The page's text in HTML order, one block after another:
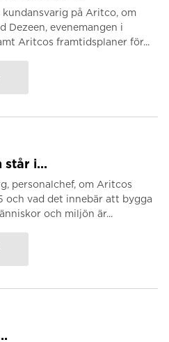
på Aritco, om
Dezeen, evenemangen i
Aritcos framtidsplaner för...
står i...
personalchef, om Aritcos
och vad det innebär att bygga
och miljön är...